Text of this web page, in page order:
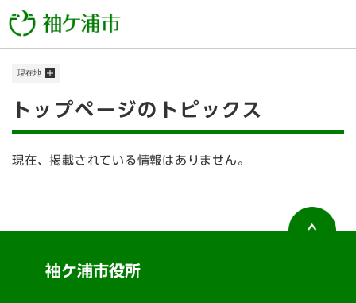
ー
メニューを飛ばして本文へ
現在地
本トップページのトピックス
現在、掲載されている情報はありません。
袖ケ浦市役所